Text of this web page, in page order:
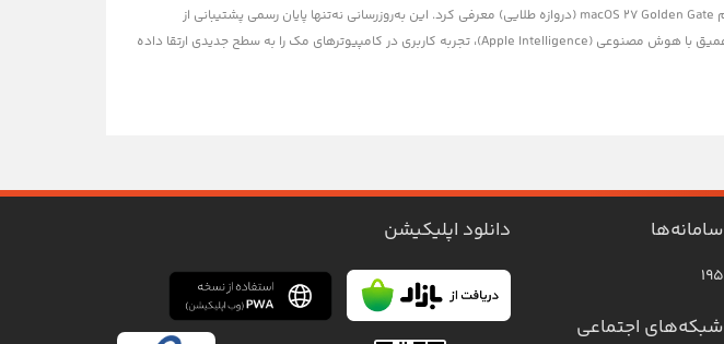
اپل در کنفرانس توسعه‌دهندگان خود، نسل جدید سیستم‌عامل مک را با نام macOS 27 Golden Gate (دروازه طلایی) معرفی کرد. این به‌روزرسانی نه‌تنها پایان رسمی پشتیبانی از
پردازنده‌های اینتل را رقم می‌زند، بلکه با تمرکز بر بلوغ رابط کاربری و ادغام عمیق با هوش مصنوعی (Apple Intelligence)، تجربه کاربری در کامپیوترهای مک را به سطح جدیدی ارتقا داده
سامانه‌ها
۱۹۵
شبکه‌های اجتماعی
دانلود اپلیکیشن